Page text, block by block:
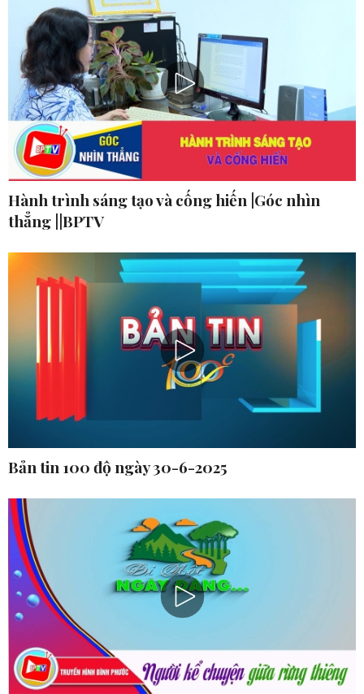
Hành trình sáng tạo và cống hiến |Góc nhìn
thẳng ||BPTV
Bản tin 100 độ ngày 30-6-2025